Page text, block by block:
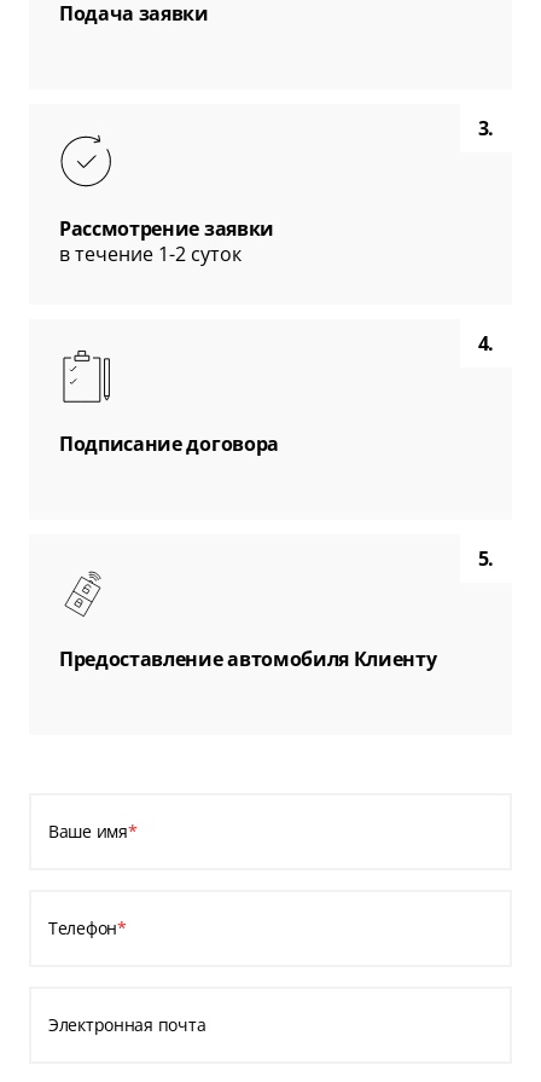
Подача заявки
3.
Рассмотрение заявки
в течение 1-2 суток
4.
Подписание договора
5.
Предоставление автомобиля Клиенту
Ваше имя*
Телефон*
Электронная почта